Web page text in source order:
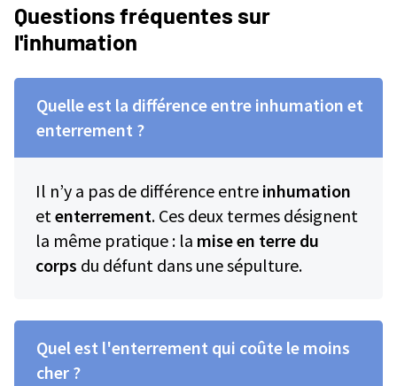
Questions fréquentes sur
l'inhumation
Quelle est la différence entre inhumation et
enterrement ?
Il n’y a pas de différence entre inhumation
et enterrement. Ces deux termes désignent
la même pratique : la mise en terre du
corps du défunt dans une sépulture.
Quel est l'enterrement qui coûte le moins
cher ?